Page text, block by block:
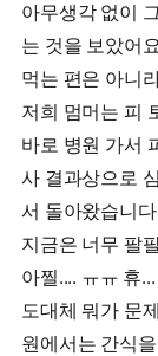
아무생각 없이
는 것을 보았어
먹는 편은 아니
저희 멈머는 피
바로 병원 가서
사 결과상으로
서 돌아왔습니
지금은 너무 팔
아찔.... ㅠㅠ 휴...
도대체 뭐가 문
원에서는 간식